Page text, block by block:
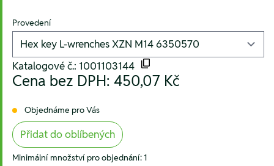
Provedení
Katalogové č.: 1001103144
Cena bez DPH: 450,07 Kč
Objednáme pro Vás
Přidat do oblíbených
Minimální množství pro objednání: 1